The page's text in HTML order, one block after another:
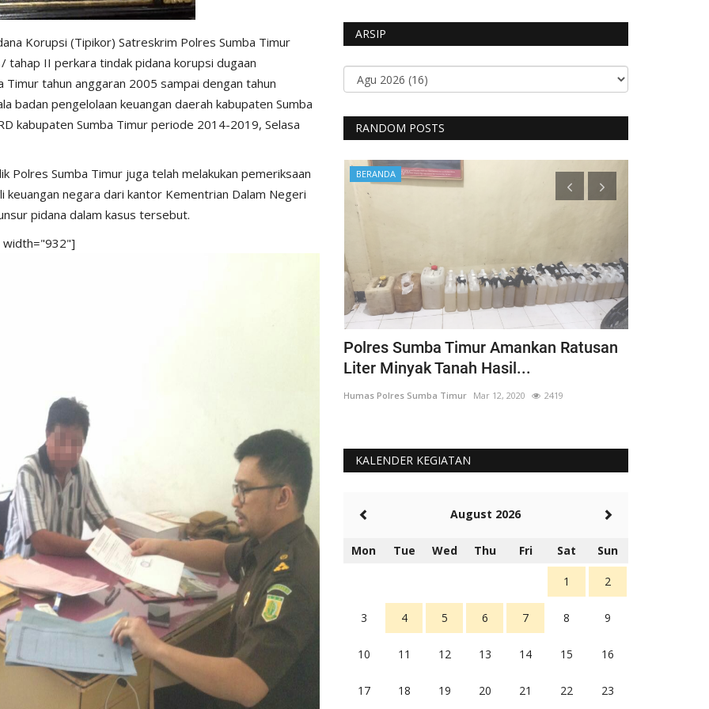
Korupsi (Tipikor) Satreskrim Polres Sumba Timur
tahap II perkara tindak pidana korupsi dugaan
tahun anggaran 2005 sampai dengan tahun
badan pengelolaan keuangan daerah kabupaten Sumba
kabupaten Sumba Timur periode 2014-2019, Selasa
Sumba Timur juga telah melakukan pemeriksaan
keuangan negara dari kantor Kementrian Dalam Negeri
pidana dalam kasus tersebut.
width="932"]
ARSIP
RANDOM POSTS
Polisi Kita
Humas Polres Sumba Timur
BERANDA
Polres Sumba Timur Amankan Ratusan
Liter Minyak Tanah Hasil...
Humas Polres Sumba Timur Mar 12, 2020 2419
KALENDER KEGIATAN
August 2026
Mon Tue Wed Thu Fri Sat Sun
1 2
3 4 5 6 7 8 9
10 11 12 13 14 15 16
17 18 19 20 21 22 23